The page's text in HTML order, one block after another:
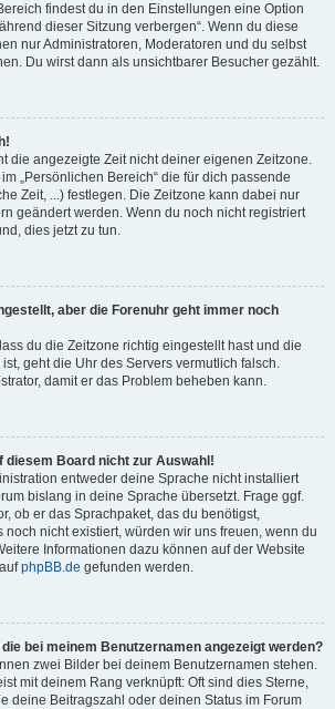
findest du in den Einstellungen eine Option
dieser Sitzung verbergen“. Wenn du diese
nur Administratoren, Moderatoren und du selbst
Du wirst dann als unsichtbarer Besucher gezählt.
die angezeigte Zeit nicht deiner eigenen Zeitzone.
„Persönlichen Bereich“ die für dich passende
Zeit, ...) festlegen. Die Zeitzone kann dabei nur
geändert werden. Wenn du noch nicht registriert
dies jetzt zu tun.
aber die Forenuhr geht immer noch
du die Zeitzone richtig eingestellt hast und die
geht die Uhr des Servers vermutlich falsch.
damit er das Problem beheben kann.
diesem Board nicht zur Auswahl!
entweder deine Sprache nicht installiert
bislang in deine Sprache übersetzt. Frage ggf.
ob er das Sprachpaket, das du benötigst,
noch nicht existiert, würden wir uns freuen, wenn du
Informationen dazu können auf der Website
phpBB.de gefunden werden.
bei meinem Benutzernamen angezeigt werden?
zwei Bilder bei deinem Benutzernamen stehen.
mit deinem Rang verknüpft: Oft sind dies Sterne,
deine Beitragszahl oder deinen Status im Forum